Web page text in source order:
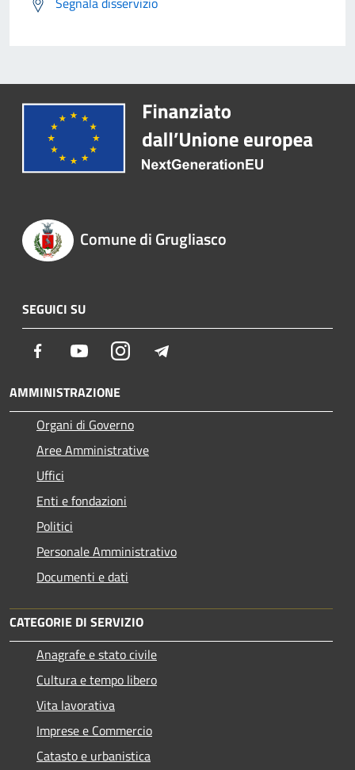
Comune di Grugliasco
SEGUICI SU
Facebook YoutubeInstagram
AMMINISTRAZIONE
Organi di Governo
Aree Amministrative
Uffici
Enti e fondazioni
Politici
Personale Amministrativo
Documenti e dati
CATEGORIE DI SERVIZIO
Anagrafe e stato civile
Cultura e tempo libero
Vita lavorativa
Imprese e Commercio
Catasto e urbanistica